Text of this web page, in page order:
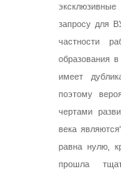
запросу для
частности
образования
имеет
поэтому
чертами
века
равна нулю,
прошла